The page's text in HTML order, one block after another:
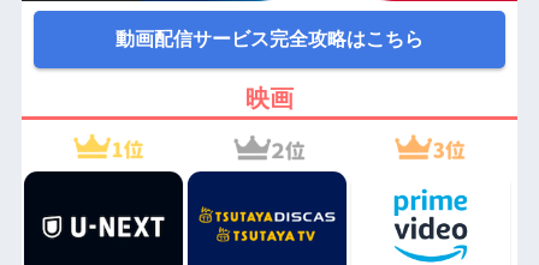
動画配信サービス完全攻略はこちら
映画